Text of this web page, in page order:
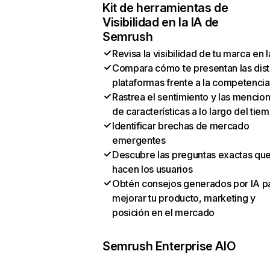
Kit de herramientas de
Visibilidad en la IA de
Semrush
Revisa la visibilidad de tu marca en
Compara cómo te presentan las
plataformas frente a la competencia
Rastrea el sentimiento y las
de características a lo largo del
Identificar brechas de mercado
emergentes
Descubre las preguntas exactas
hacen los usuarios
Obtén consejos generados por IA
mejorar tu producto, marketing y
posición en el mercado
Semrush Enterprise AIO